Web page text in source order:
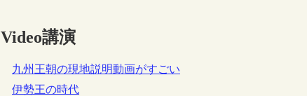
Video講演
九州王朝の現地説明動画がすごい
伊勢王の時代